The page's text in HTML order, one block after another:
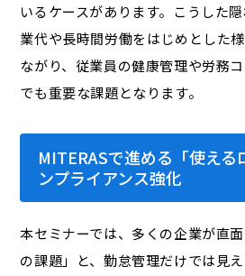
いるケースがあります。こうした
業代や長時間労働をはじめとした
ながり、従業員の健康管理や労務
でも重要な課題となります。
MITERASで進める「使える
ンプライアンス強化
本セミナーでは、多くの企業が直
の課題」と、勤怠管理だけでは見